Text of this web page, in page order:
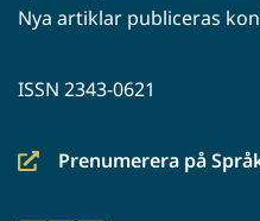
Nya artiklar publiceras
ISSN 2343-0621
Prenumerera på
(siirryt